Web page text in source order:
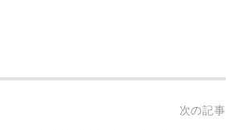
次の記事